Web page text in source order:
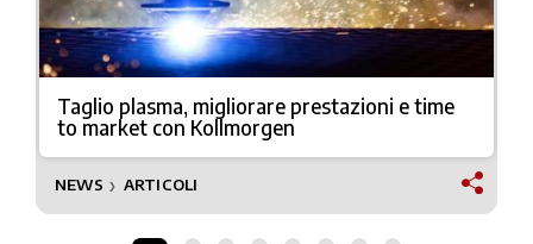
Taglio plasma, migliorare prestazioni e time
to market con Kollmorgen
NEWS ❯ ARTICOLI